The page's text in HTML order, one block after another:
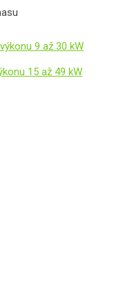
9 až 30 kW
15 až 49 kW